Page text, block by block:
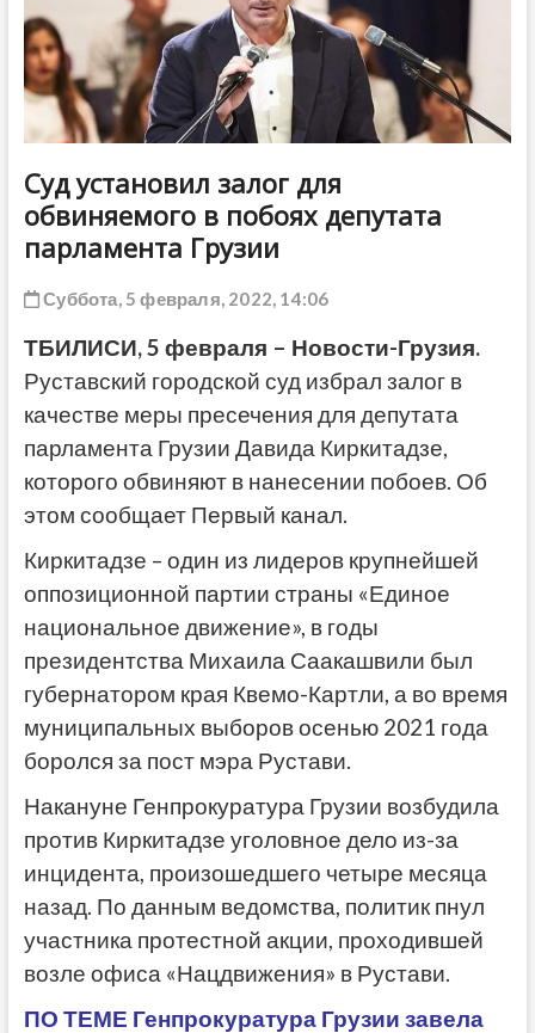
Суд установил залог для
обвиняемого в побоях депутата
парламента Грузии
Суббота, 5 февраля, 2022, 14:06
ТБИЛИСИ, 5 февраля – Новости-Грузия.
Руставский городской суд избрал залог в
качестве меры пресечения для депутата
парламента Грузии Давида Киркитадзе,
которого обвиняют в нанесении побоев. Об
этом сообщает Первый канал.
Киркитадзе – один из лидеров крупнейшей
оппозиционной партии страны «Единое
национальное движение», в годы
президентства Михаила Саакашвили был
губернатором края Квемо-Картли, а во время
муниципальных выборов осенью 2021 года
боролся за пост мэра Рустави.
Накануне Генпрокуратура Грузии возбудила
против Киркитадзе уголовное дело из-за
инцидента, произошедшего четыре месяца
назад. По данным ведомства, политик пнул
участника протестной акции, проходившей
возле офиса «Нацдвижения» в Рустави.
ПО ТЕМЕ Генпрокуратура Грузии завела